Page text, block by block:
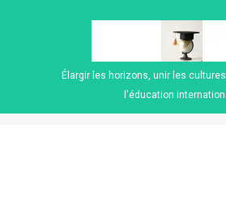
Élargir les horizons, unir les
l'éducation